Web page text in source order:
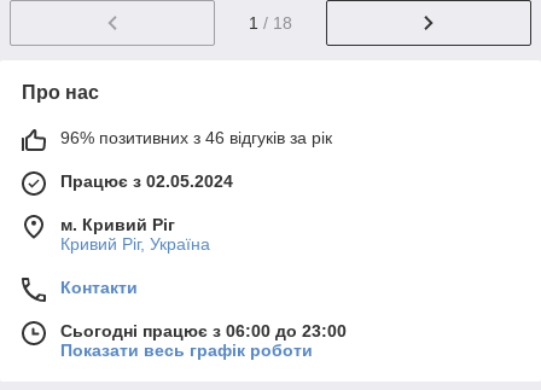
1 / 18
Про нас
96% позитивних з 46 відгуків за рік
Працює з 02.05.2024
м. Кривий Ріг
Кривий Ріг, Україна
Контакти
Сьогодні працює з 06:00 до 23:00
Показати весь графік роботи